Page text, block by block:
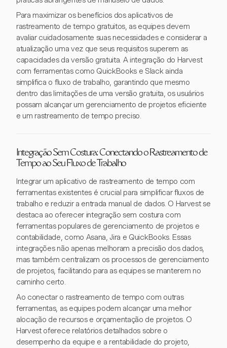
Para maximizar os benefícios dos aplicativos de
rastreamento de tempo gratuitos, as equipes devem
avaliar cuidadosamente suas necessidades e considerar a
atualização uma vez que seus requisitos superem as
capacidades da versão gratuita. A integração do Harvest
com ferramentas como QuickBooks e Slack ainda
simplifica o fluxo de trabalho, garantindo que mesmo
dentro das limitações de uma versão gratuita, os usuários
possam alcançar um gerenciamento de projetos eficiente
e um rastreamento de tempo preciso.
Integração Sem Costura: Conectando o Rastreamento de
Tempo ao Seu Fluxo de Trabalho
Integrar um aplicativo de rastreamento de tempo com
ferramentas existentes é crucial para simplificar fluxos de
trabalho e reduzir a entrada manual de dados. O Harvest se
destaca ao oferecer integração sem costura com
ferramentas populares de gerenciamento de projetos e
contabilidade, como Asana, Jira e QuickBooks. Essas
integrações não apenas melhoram a precisão dos dados,
mas também centralizam os processos de gerenciamento
de projetos, facilitando para as equipes se manterem no
caminho certo.
Ao conectar o rastreamento de tempo com outras
ferramentas, as equipes podem alcançar uma melhor
alocação de recursos e orçamentação de projetos. O
Harvest oferece relatórios detalhados sobre o
desempenho da equipe e a rentabilidade do projeto,